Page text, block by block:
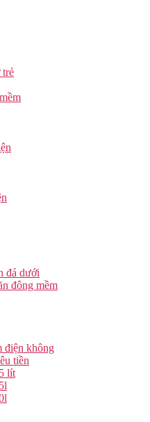
trẻ
đá dưới
đông mềm
điện không
tiền
lít